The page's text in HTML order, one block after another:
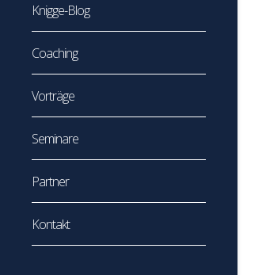
Knigge-Blog
Coaching
Vorträge
Seminare
Partner
Kontakt